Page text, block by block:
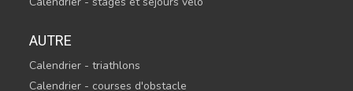
AUTRE
Calendrier - triathlons
Calendrier - courses d'obstacle